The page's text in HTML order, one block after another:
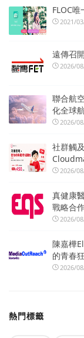
FLOC
2021/
遠傳召
2026/
聯合航
化全球
2026/
社群觸
2026/
真健康
戰略合
2026/
陳嘉樺
的青春
2026/
熱門標籤